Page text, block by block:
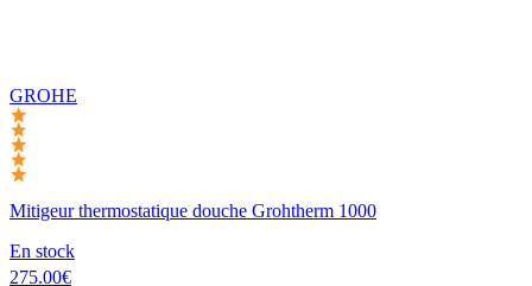
GROHE
Mitigeur thermostatique douche Grohtherm 1000
En stock
275.00€